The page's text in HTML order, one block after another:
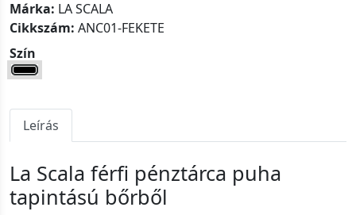
Márka: LA SCALA
Cikkszám: ANC01-FEKETE
Szín
Leírás
La Scala férfi pénztárca puha
tapintású bőrből